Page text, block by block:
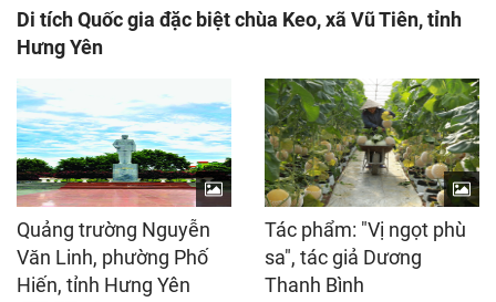
Di tích Quốc gia đặc biệt chùa Keo, xã Vũ Tiên, tỉnh
Hưng Yên
Quảng trường Nguyễn
Văn Linh, phường Phố
Hiến, tỉnh Hưng Yên
Tác phẩm: "Vị ngọt phù
sa", tác giả Dương
Thanh Bình